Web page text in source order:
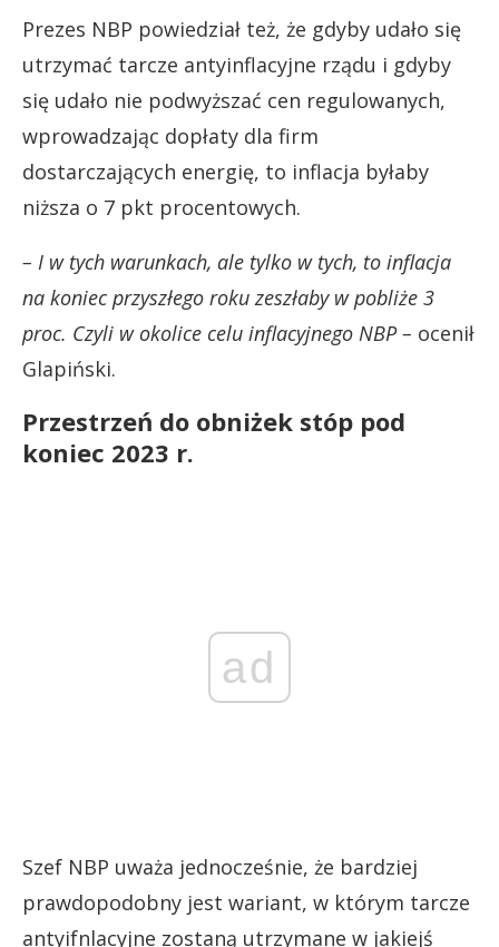
Prezes NBP powiedział też, że gdyby udało się
utrzymać tarcze antyinflacyjne rządu i gdyby
się udało nie podwyższać cen regulowanych,
wprowadzając dopłaty dla firm
dostarczających energię, to inflacja byłaby
niższa o 7 pkt procentowych.
– I w tych warunkach, ale tylko w tych, to inflacja
na koniec przyszłego roku zeszłaby w pobliże 3
proc. Czyli w okolice celu inflacyjnego NBP – ocenił
Glapiński.
Przestrzeń do obniżek stóp pod
koniec 2023 r.
ad
Szef NBP uważa jednocześnie, że bardziej
prawdopodobny jest wariant, w którym tarcze
antyifnlacyjne zostaną utrzymane w jakiejś